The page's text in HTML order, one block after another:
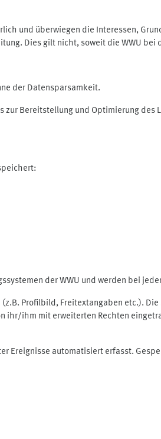
und überwiegen die Interessen,
Dies gilt nicht, soweit die WWU
der Datensparsamkeit.
Bereitstellung und Optimierung
der WWU und werden bei
Profilbild, Freitextangaben etc.).
ihm mit erweiterten Rechten
Ereignisse automatisiert erfasst.